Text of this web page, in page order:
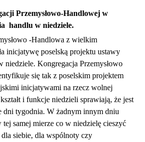
Przemysłowo-Handlowej w
handlu w niedziele.
-Handlowa z wielkim
inicjatywę poselską projektu ustawy
niedziele. Kongregacja Przemysłowo
się tak z poselskim projektem
inicjatywami na rzecz wolnej
i funkcje niedzieli sprawiają, że jest
dni tygodnia. W żadnym innym dniu
samej mierze co w niedzielę cieszyć
dla siebie, dla wspólnoty czy